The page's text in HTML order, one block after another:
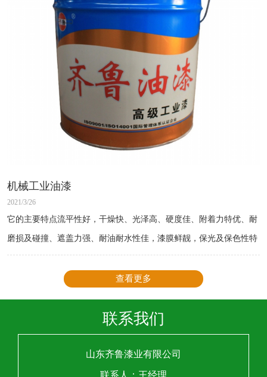
机械工业油漆
2021/3/26
它的主要特点流平性好，干燥快、光泽高、硬度佳、附着力特优、耐
磨损及碰撞、遮盖力强、耐油耐水性佳，漆膜鲜靓，保光及保色性特
佳。
查看更多
联系我们
山东齐鲁漆业有限公司